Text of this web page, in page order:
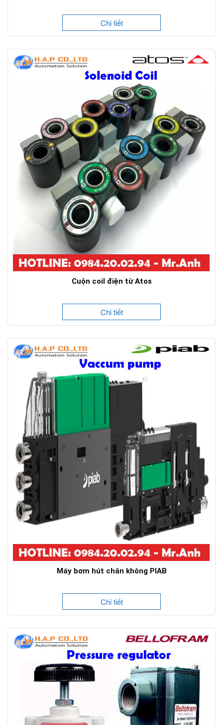
Chi tiết
Cuộn coil điện từ Atos
Chi tiết
Máy bơm hút chân không PIAB
Chi tiết